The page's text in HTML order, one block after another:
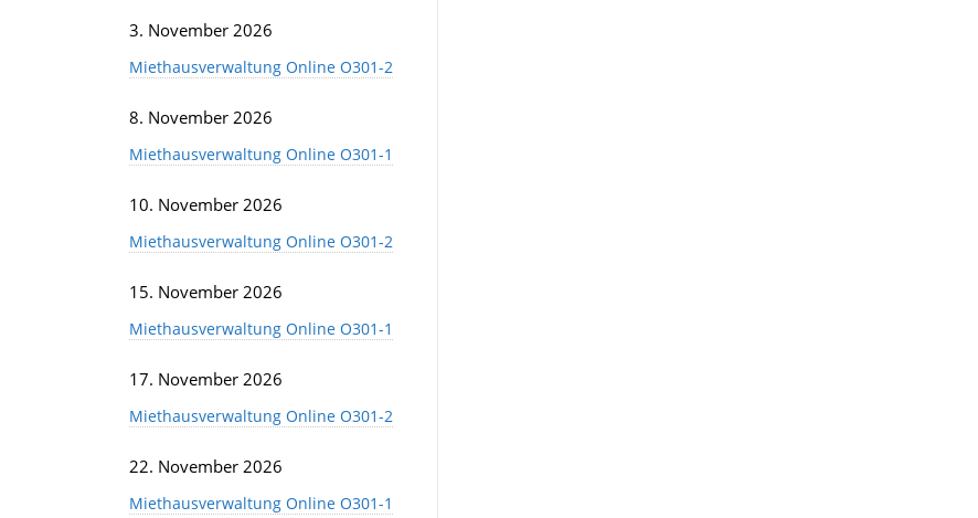
3. November 2026
Miethausverwaltung Online O301-2
8. November 2026
Miethausverwaltung Online O301-1
10. November 2026
Miethausverwaltung Online O301-2
15. November 2026
Miethausverwaltung Online O301-1
17. November 2026
Miethausverwaltung Online O301-2
22. November 2026
Miethausverwaltung Online O301-1